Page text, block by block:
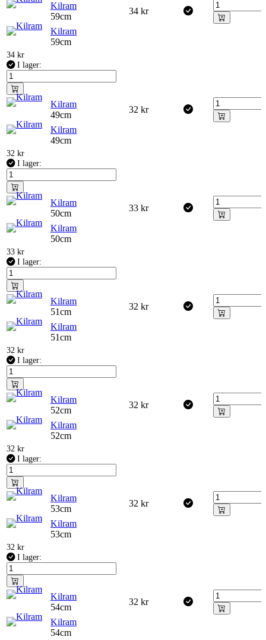
Kilram
59cm
34 kr
Kilram
59cm
34 kr
I lager:
Kilram
49cm
32 kr
Kilram
49cm
32 kr
I lager:
Kilram
50cm
33 kr
Kilram
50cm
33 kr
I lager:
Kilram
51cm
32 kr
Kilram
51cm
32 kr
I lager:
Kilram
52cm
32 kr
Kilram
52cm
32 kr
I lager:
Kilram
53cm
32 kr
Kilram
53cm
32 kr
I lager:
Kilram
54cm
32 kr
Kilram
54cm